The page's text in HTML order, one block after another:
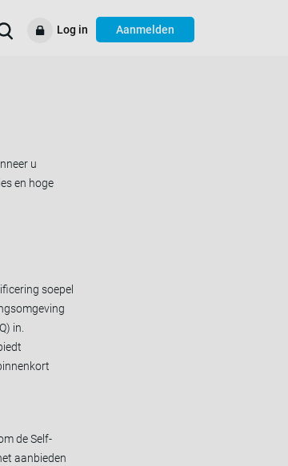
Log in Aanmelden
u
en hoge
soepel
in.
de Self-
aanbieden